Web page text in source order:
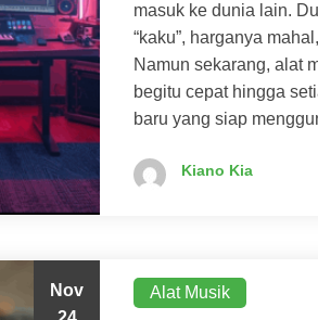
masuk ke dunia lain.
“kaku”, harganya
Namun sekarang, alat
begitu cepat hingga
baru yang siap
Kiano Kia
Nov
Alat Musik